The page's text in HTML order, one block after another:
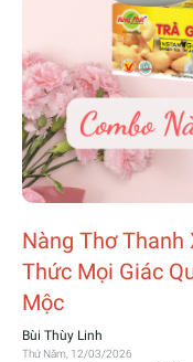
Nàng Thơ
Thức Mọi Giác
Mộc
Bùi Thùy Linh
Thứ Năm, 12/03/2026